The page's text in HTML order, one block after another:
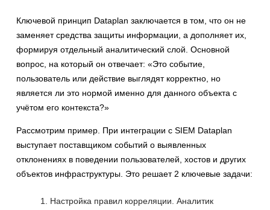
Ключевой принцип Dataplan заключается в том, что он не
заменяет средства защиты информации, а дополняет их,
формируя отдельный аналитический слой. Основной
вопрос, на который он отвечает: «Это событие,
пользователь или действие выглядят корректно, но
является ли это нормой именно для данного объекта с
учётом его контекста?»
Рассмотрим пример. При интеграции с SIEM Dataplan
выступает поставщиком событий о выявленных
отклонениях в поведении пользователей, хостов и других
объектов инфраструктуры. Это решает 2 ключевые задачи:
Настройка правил корреляции. Аналитик